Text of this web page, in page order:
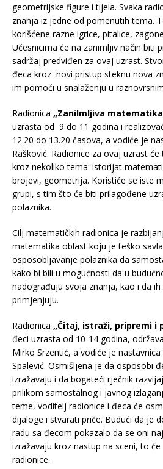
geometrijske figure i tijela. Svaka
znanja iz jedne od pomenutih tema.
korišćene razne igrice, pitalice,
Učesnicima će na zanimljiv način biti
sadržaj predviđen za ovaj uzrast.
đeca kroz novi pristup steknu nova
im pomoći u snalaženju u
Radionica „Zanilmljiva
uzrasta od 9 do 11 godina i
12.20 do 13.20 časova, a vodiće je
Rašković. Radionice za ovaj uzrast
kroz nekoliko tema: istorijat
brojevi, geometrija. Koristiće se iste
grupi, s tim što će biti prilagođene
polaznika.
Cilj matematičkih radionica je
matematika oblast koju je teško
osposobljavanje polaznika da
kako bi bili u mogućnosti da u
nadograđuju svoja znanja, kao i da ih
primjenjuju.
Radionica „Čitaj, istraži, pripremi i
đeci uzrasta od 10-14 godina,
Mirko Srzentić, a vodiće je
Spalević. Osmišljena je da osposobi
izražavaju i da bogateći rječnik
prilikom samostalnog i javnog
teme, voditelj radionice i đeca će
dijaloge i stvarati priče. Budući da je
radu sa đecom pokazalo da se oni
izražavaju kroz nastup na sceni, to
radionice.